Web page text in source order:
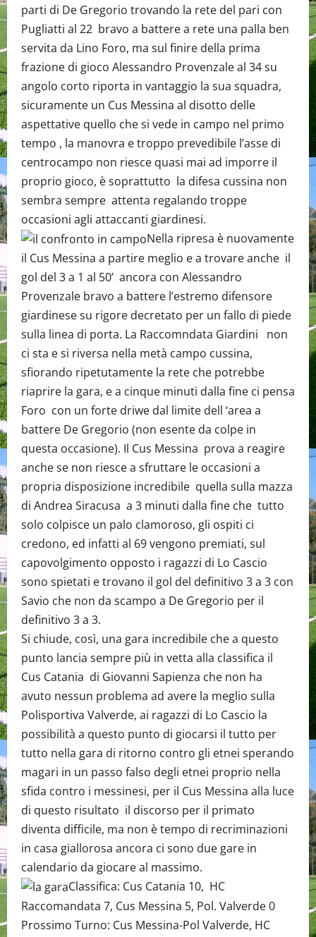
parti di De Gregorio trovando la rete del pari con
Pugliatti al 22 bravo a battere a rete una palla ben
servita da Lino Foro, ma sul finire della prima
frazione di gioco Alessandro Provenzale al 34 su
angolo corto riporta in vantaggio la sua squadra,
sicuramente un Cus Messina al disotto delle
aspettative quello che si vede in campo nel primo
tempo , la manovra e troppo prevedibile l’asse di
centrocampo non riesce quasi mai ad imporre il
proprio gioco, è soprattutto la difesa cussina non
sembra sempre attenta regalando troppe
occasioni agli attaccanti giardinesi.
Nella ripresa è nuovamente
il Cus Messina a partire meglio e a trovare anche il
gol del 3 a 1 al 50’ ancora con Alessandro
Provenzale bravo a battere l’estremo difensore
giardinese su rigore decretato per un fallo di piede
sulla linea di porta. La Raccomndata Giardini non
ci sta e si riversa nella metà campo cussina,
sfiorando ripetutamente la rete che potrebbe
riaprire la gara, e a cinque minuti dalla fine ci pensa
Foro con un forte driwe dal limite dell ‘area a
battere De Gregorio (non esente da colpe in
questa occasione). Il Cus Messina prova a reagire
anche se non riesce a sfruttare le occasioni a
propria disposizione incredibile quella sulla mazza
di Andrea Siracusa a 3 minuti dalla fine che tutto
solo colpisce un palo clamoroso, gli ospiti ci
credono, ed infatti al 69 vengono premiati, sul
capovolgimento opposto i ragazzi di Lo Cascio
sono spietati e trovano il gol del definitivo 3 a 3 con
Savio che non da scampo a De Gregorio per il
definitivo 3 a 3.
Si chiude, così, una gara incredibile che a questo
punto lancia sempre più in vetta alla classifica il
Cus Catania di Giovanni Sapienza che non ha
avuto nessun problema ad avere la meglio sulla
Polisportiva Valverde, ai ragazzi di Lo Cascio la
possibilità a questo punto di giocarsi il tutto per
tutto nella gara di ritorno contro gli etnei sperando
magari in un passo falso degli etnei proprio nella
sfida contro i messinesi, per il Cus Messina alla luce
di questo risultato il discorso per il primato
diventa difficile, ma non è tempo di recriminazioni
in casa giallorosa ancora ci sono due gare in
calendario da giocare al massimo.
Classifica: Cus Catania 10, HC
Raccomandata 7, Cus Messina 5, Pol. Valverde 0
Prossimo Turno: Cus Messina-Pol Valverde, HC